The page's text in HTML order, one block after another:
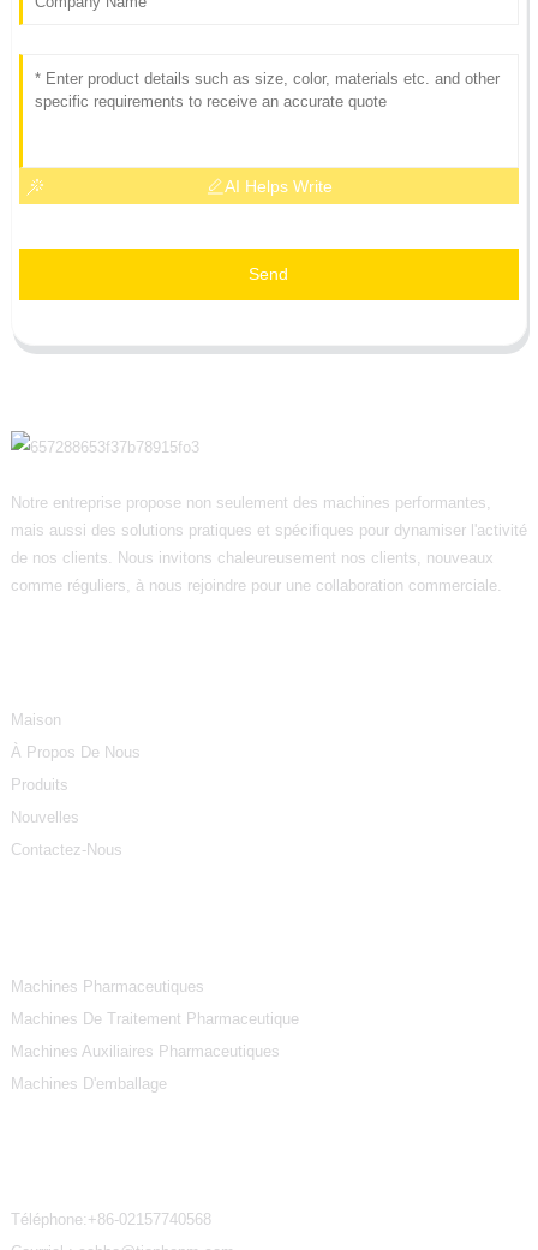
AI Helps Write
Send
Notre entreprise propose non seulement des machines performantes,
mais aussi des solutions pratiques et spécifiques pour dynamiser l'activité
de nos clients. Nous invitons chaleureusement nos clients, nouveaux
comme réguliers, à nous rejoindre pour une collaboration commerciale.
Maison
À Propos De Nous
Produits
Nouvelles
Contactez-Nous
Machines Pharmaceutiques
Machines De Traitement Pharmaceutique
Machines Auxiliaires Pharmaceutiques
Machines D'emballage
Téléphone: +86-02157740568